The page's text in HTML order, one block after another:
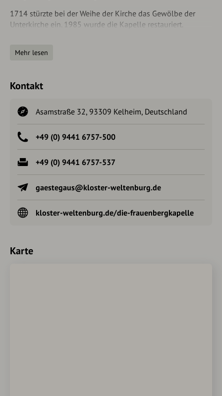
1714 stürzte bei der Weihe der Kirche das Gewölbe der
Unterkirche ein. 1985 wurde die Kapelle restauriert.
Neu ausgestattet. Der prächtige Hochaltar aus Stuckmarmor
neben jeweils einer Säule befinden sich Stuckfiguren der
Bitte beachten Sie: In der Frauenbergkapelle kann nur der
Eingangsbereich betreten werden. Der Innenbereich ist
leider gesperrt.
Mehr lesen
Kontakt
Asamstraße 32, 93309 Kelheim, Deutschland
+49 (0) 9441 6757-500
+49 (0) 9441 6757-537
gaestegaus@kloster-weltenburg.de
kloster-weltenburg.de/die-frauenbergkapelle
Karte